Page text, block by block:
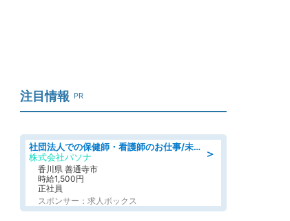
注目情報 PR
＞
社団法人での保健師・看護師のお仕事/未経験OK/要資格:普通免許、保健師、正看護師
株式会社パソナ
香川県 善通寺市
時給1,500円
正社員
スポンサー：求人ボックス